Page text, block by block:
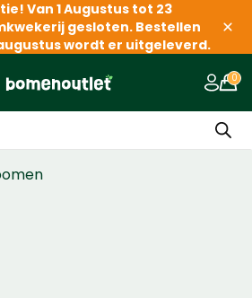
Van 1 Augustus tot 23
gesloten. Bestellen
wordt er uitgeleverd.